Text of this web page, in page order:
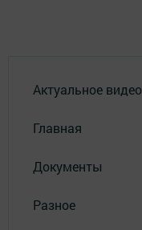
Актуальное видео
Главная
Документы
Разное